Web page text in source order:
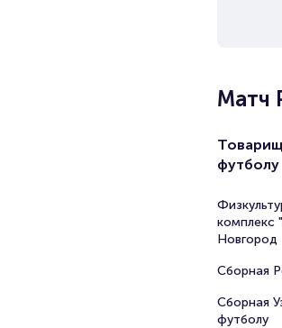
Матч
футболу
комплекс
Новгород
Сборная
Сборная
футболу